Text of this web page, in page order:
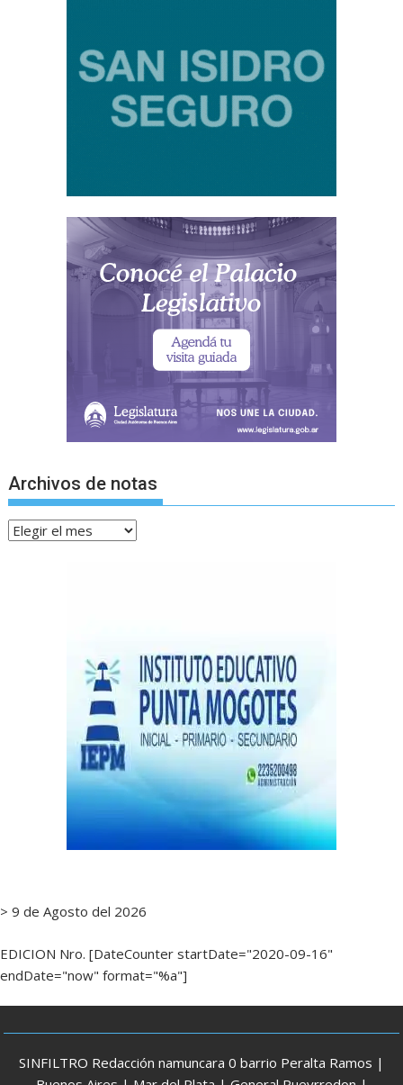
Archivos de notas
Archivos
> 9 de Agosto del 2026
EDICION Nro. [DateCounter startDate="2020-09-16"
endDate="now" format="%a"]
SINFILTRO Redacción namuncara 0 barrio Peralta Ramos |